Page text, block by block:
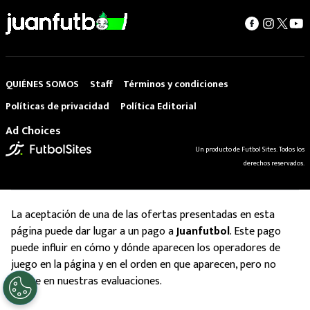
QUIÉNES SOMOS Staff
Términos y condiciones
Políticas de privacidad
Política Editorial
Ad Choices
Un producto de Futbol Sites. Todos los
derechos reservados.
La aceptación de una de las ofertas presentadas en esta
página puede dar lugar a un pago aJuanfutbol. Este pago
puede influir en cómo y dónde aparecen los operadores de
juego en la página y en el orden en que aparecen, pero no
influye en nuestras evaluaciones.